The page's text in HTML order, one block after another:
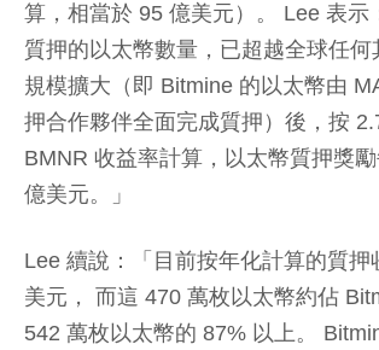
算，相當於 95 億美元）。 Lee 表示
質押的以太幣數量，已超越全球任何
規模擴大（即 Bitmine 的以太幣由
押合作夥伴全面完成質押）後，按
BMNR 收益率計算，以太幣質押獎
億美元。」
Lee 續說：「目前按年化計算的質押
美元， 而這 470 萬枚以太幣約佔
542 萬枚以太幣的 87% 以上。